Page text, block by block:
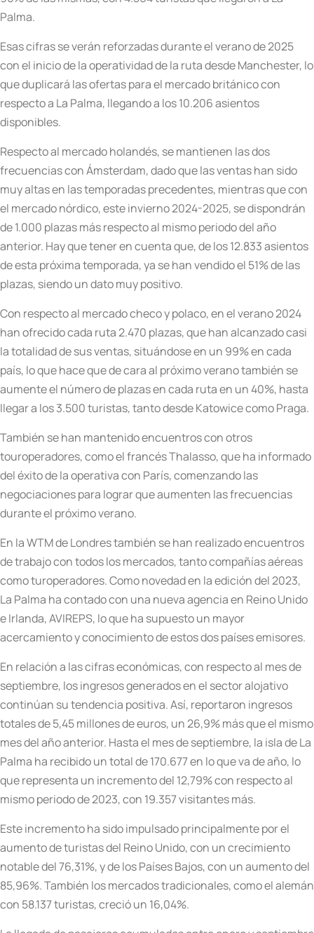
Palma.
Esas cifras se verán reforzadas durante el verano de 2025
con el inicio de la operatividad de la ruta desde Manchester, lo
que duplicará las ofertas para el mercado británico con
respecto a La Palma, llegando a los 10.206 asientos
disponibles.
Respecto al mercado holandés, se mantienen las dos
frecuencias con Ámsterdam, dado que las ventas han sido
muy altas en las temporadas precedentes, mientras que con
el mercado nórdico, este invierno 2024-2025, se dispondrán
de 1.000 plazas más respecto al mismo periodo del año
anterior. Hay que tener en cuenta que, de los 12.833 asientos
de esta próxima temporada, ya se han vendido el 51% de las
plazas, siendo un dato muy positivo.
Con respecto al mercado checo y polaco, en el verano 2024
han ofrecido cada ruta 2.470 plazas, que han alcanzado casi
la totalidad de sus ventas, situándose en un 99% en cada
país, lo que hace que de cara al próximo verano también se
aumente el número de plazas en cada ruta en un 40%, hasta
llegar a los 3.500 turistas, tanto desde Katowice como Praga.
También se han mantenido encuentros con otros
touroperadores, como el francés Thalasso, que ha informado
del éxito de la operativa con París, comenzando las
negociaciones para lograr que aumenten las frecuencias
durante el próximo verano.
En la WTM de Londres también se han realizado encuentros
de trabajo con todos los mercados, tanto compañías aéreas
como turoperadores. Como novedad en la edición del 2023,
La Palma ha contado con una nueva agencia en Reino Unido
e Irlanda, AVIREPS, lo que ha supuesto un mayor
acercamiento y conocimiento de estos dos países emisores.
En relación a las cifras económicas, con respecto al mes de
septiembre, los ingresos generados en el sector alojativo
continúan su tendencia positiva. Así, reportaron ingresos
totales de 5,45 millones de euros, un 26,9% más que el mismo
mes del año anterior. Hasta el mes de septiembre, la isla de La
Palma ha recibido un total de 170.677 en lo que va de año, lo
que representa un incremento del 12,79% con respecto al
mismo periodo de 2023, con 19.357 visitantes más.
Este incremento ha sido impulsado principalmente por el
aumento de turistas del Reino Unido, con un crecimiento
notable del 76,31%, y de los Países Bajos, con un aumento del
85,96%. También los mercados tradicionales, como el alemán
con 58.137 turistas, creció un 16,04%.